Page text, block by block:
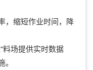
缩短作业时间，降
场提供实时数据